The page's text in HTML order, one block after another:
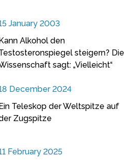
January 2003
Alkohol den
steigern? Die
sagt: „Vielleicht“
December 2024
Teleskop der Weltspitze auf
Zugspitze
February 2025